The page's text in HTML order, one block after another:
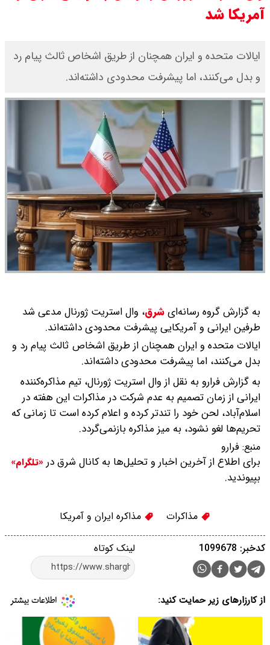
طلا
مرداد ۱۴۰۵ اعلام شد/ طلا دوباره اوج
گرفت
چنگیز وثوقی در بیمارستان بستری
است + عکس و ویدئو
آمریکا شد
ایالات متحده و ایران همچنان از طریق اشخاص ثالث پیام رد
و بدل می‌کنند، اما پیشرفت محدودی داشته‌اند.
به گزارش گروه رسانه‌ایشرق، وال استریت ژورنال مدعی شد
طرفین ایرانی و آمریکایی پیشرفت محدودی داشته‌اند.
ایالات متحده و ایران همچنان از طریق اشخاص ثالث پیام رد و
بدل می‌کنند، اما پیشرفت محدودی داشته‌اند.
به گزارش فرارو به نقل از وال استریت ژورنال، تیم مذاکره‌کننده
ایرانی از زمان تصمیم به عدم شرکت در مذاکرات این هفته در
اسلام‌آباد، لحن خود را تندتر کرده و اعلام کرده است تا زمانی که
تحریم‌ها لغو نشود، به میز مذاکره بازنمی‌گردد.
منبع: فرارو
برای اطلاع از آخرین اخبار و تحلیل‌ها به کانال شرق در «تلگرام»
بپیوندید.
مذاکرات مذاکره ایران و آمریکا
لینک کوتاه کدخبر: 1099678
از کارزارهای زیر حمایت کنید: